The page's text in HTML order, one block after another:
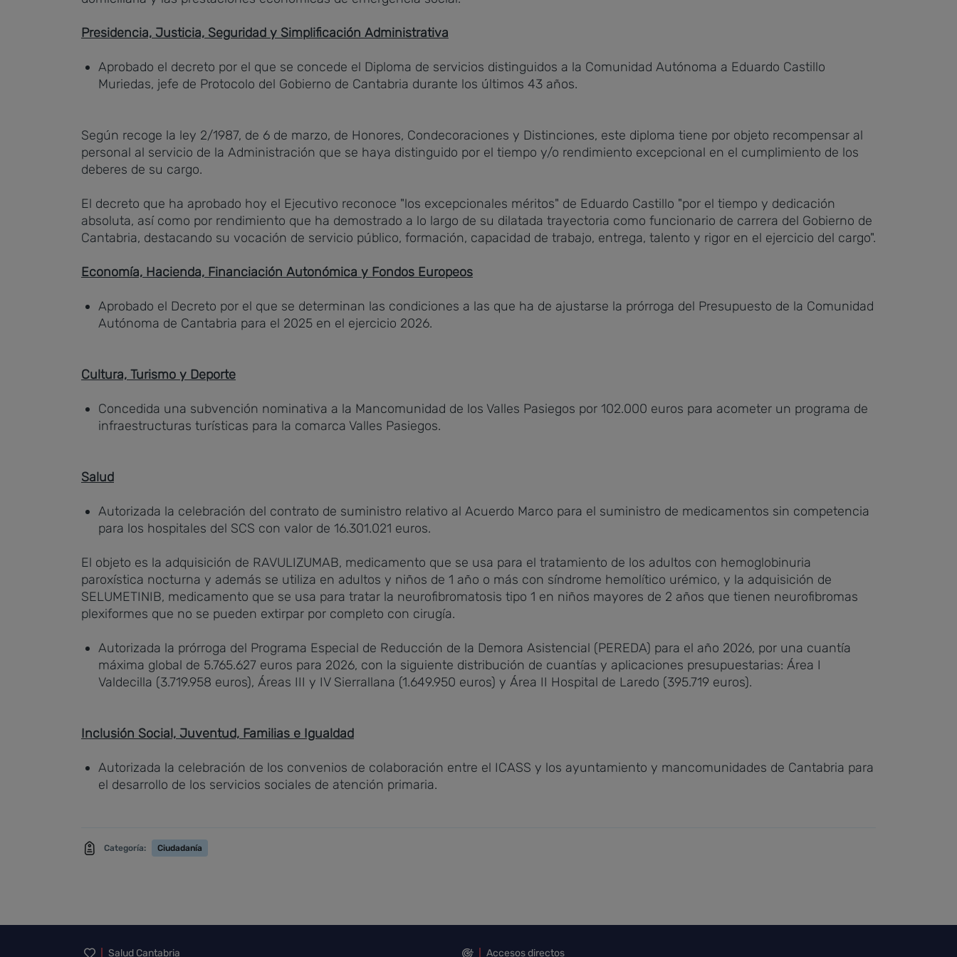
Presidencia, Justicia, Seguridad y Simplificación Administrativa
Aprobado el decreto por el que se concede el Diploma de servicios distinguidos a la Comunidad Autónoma a Eduardo Castillo
Muriedas, jefe de Protocolo del Gobierno de Cantabria durante los últimos 43 años.
Según recoge la ley 2/1987, de 6 de marzo, de Honores, Condecoraciones y Distinciones, este diploma tiene por objeto recompensar al
personal al servicio de la Administración que se haya distinguido por el tiempo y/o rendimiento excepcional en el cumplimiento de los
deberes de su cargo.
El decreto que ha aprobado hoy el Ejecutivo reconoce "los excepcionales méritos" de Eduardo Castillo "por el tiempo y dedicación
absoluta, así como por rendimiento que ha demostrado a lo largo de su dilatada trayectoria como funcionario de carrera del Gobierno de
Cantabria, destacando su vocación de servicio público, formación, capacidad de trabajo, entrega, talento y rigor en el ejercicio del cargo".
Economía, Hacienda, Financiación Autonómica y Fondos Europeos
Aprobado el Decreto por el que se determinan las condiciones a las que ha de ajustarse la prórroga del Presupuesto de la Comunidad
Autónoma de Cantabria para el 2025 en el ejercicio 2026.
Cultura, Turismo y Deporte
Concedida una subvención nominativa a la Mancomunidad de los Valles Pasiegos por 102.000 euros para acometer un programa de
infraestructuras turísticas para la comarca Valles Pasiegos.
Salud
Autorizada la celebración del contrato de suministro relativo al Acuerdo Marco para el suministro de medicamentos sin competencia
para los hospitales del SCS con valor de 16.301.021 euros.
El objeto es la adquisición de RAVULIZUMAB, medicamento que se usa para el tratamiento de los adultos con hemoglobinuria
paroxística nocturna y además se utiliza en adultos y niños de 1 año o más con síndrome hemolítico urémico, y la adquisición de
SELUMETINIB, medicamento que se usa para tratar la neurofibromatosis tipo 1 en niños mayores de 2 años que tienen neurofibromas
plexiformes que no se pueden extirpar por completo con cirugía.
Autorizada la prórroga del Programa Especial de Reducción de la Demora Asistencial (PEREDA) para el año 2026, por una cuantía
máxima global de 5.765.627 euros para 2026, con la siguiente distribución de cuantías y aplicaciones presupuestarias: Área I
Valdecilla (3.719.958 euros), Áreas III y IV Sierrallana (1.649.950 euros) y Área II Hospital de Laredo (395.719 euros).
Inclusión Social, Juventud, Familias e Igualdad
Autorizada la celebración de los convenios de colaboración entre el ICASS y los ayuntamiento y mancomunidades de Cantabria para
el desarrollo de los servicios sociales de atención primaria.
Categoría: Ciudadanía
Salud Cantabria Accesos directos